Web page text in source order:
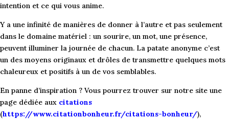
intention et ce qui vous anime.
Y a une infinité de manières de donner à l’autre et pas seulement
dans le domaine matériel : un sourire, un mot, une présence,
peuvent illuminer la journée de chacun. La patate anonyme c’est
un des moyens originaux et drôles de transmettre quelques mots
chaleureux et positifs à un de vos semblables.
En panne d’inspiration ? Vous pourrez trouver sur notre site une
page dédiée aux citations
(https://www.citationbonheur.fr/citations-bonheur/),